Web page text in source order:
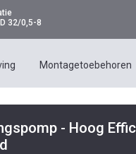
32/0,5-8
Montagetoebehoren
- Hoog